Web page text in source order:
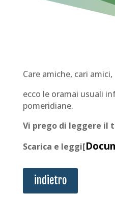
Care amiche, cari amici,
ecco le oramai usuali
pomeridiane.
Vi prego di leggere il
Scarica e leggi[
indietro